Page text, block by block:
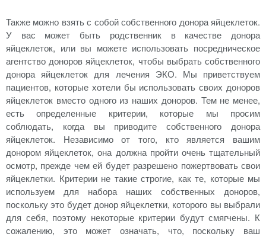
Также можно взять с собой собственного донора яйцеклеток.
У вас может быть родственник в качестве донора
яйцеклеток, или вы можете использовать посредническое
агентство доноров яйцеклеток, чтобы выбрать собственного
донора яйцеклеток для лечения ЭКО. Мы приветствуем
пациентов, которые хотели бы использовать своих доноров
яйцеклеток вместо одного из наших доноров. Тем не менее,
есть определенные критерии, которые мы просим
соблюдать, когда вы приводите собственного донора
яйцеклеток. Независимо от того, кто является вашим
донором яйцеклеток, она должна пройти очень тщательный
осмотр, прежде чем ей будет разрешено пожертвовать свои
яйцеклетки. Критерии не такие строгие, как те, которые мы
используем для набора наших собственных доноров,
поскольку это будет донор яйцеклетки, которого вы выбрали
для себя, поэтому некоторые критерии будут смягчены. К
сожалению, это может означать, что, поскольку ваш